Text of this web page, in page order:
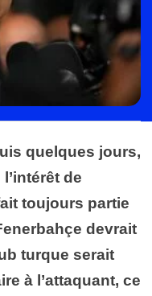
quelques jours,
de
toujours partie
devrait
turque serait
à l’attaquant, ce